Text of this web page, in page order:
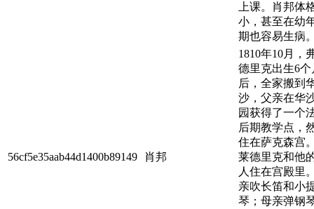
上课。肖邦体
小，甚至在幼
期也容易生病
56cf5e35aab44d1400b89149 肖邦
1810年10月，
德里克出生6个
后，全家搬到
沙，父亲在华
园获得了一个
后期教学点，
住在萨克森宫
莱德里克和他
人住在宫殿里
亲吹长笛和小
琴；母亲弹钢